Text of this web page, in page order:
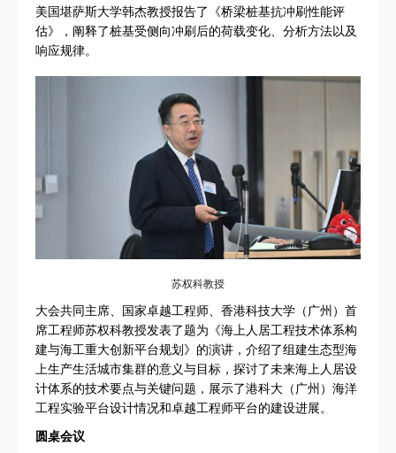
美国堪萨斯大学韩杰教授报告了《桥梁桩基抗冲刷性能评
估》，阐释了桩基受侧向冲刷后的荷载变化、分析方法以及
响应规律。
苏权科教授
大会共同主席、国家卓越工程师、香港科技大学（广州）首
席工程师苏权科教授发表了题为《海上人居工程技术体系构
建与海工重大创新平台规划》的演讲，介绍了组建生态型海
上生产生活城市集群的意义与目标，探讨了未来海上人居设
计体系的技术要点与关键问题，展示了港科大（广州）海洋
工程实验平台设计情况和卓越工程师平台的建设进展。
圆桌会议